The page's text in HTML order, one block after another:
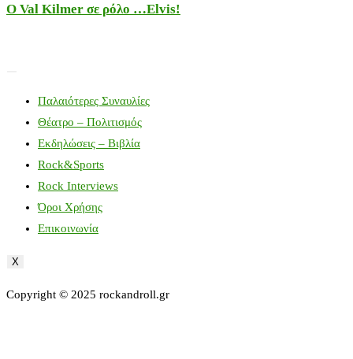
Ο Val Kilmer σε ρόλο …Elvis!
Παλαιότερες Συναυλίες
Θέατρο – Πολιτισμός
Εκδηλώσεις – Βιβλία
Rock&Sports
Rock Interviews
Όροι Χρήσης
Επικοινωνία
X
Copyright © 2025 rockandroll.gr